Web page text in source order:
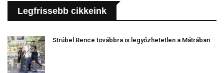
Legfrissebb cikkeink
Strúbel Bence továbbra is legyőzhetetlen a Mátrában